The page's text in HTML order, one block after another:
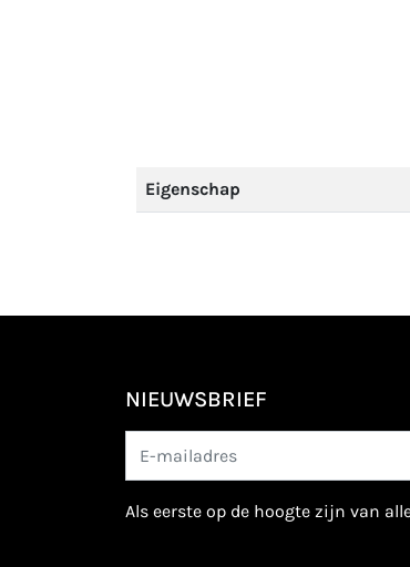
Eigenschap
NIEUWSBRIEF
als eerste op de hoogte zijn van